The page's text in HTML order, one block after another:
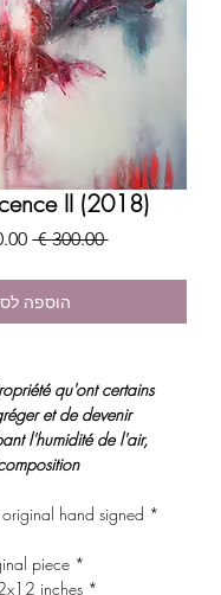
II (2018)
‏300.00 ‏€
‏120.00 ‏€
הוספה
qu'ont certains
et de devenir
l'humidité de l'air,
original hand signed
* Limited only 1 original piece
* Oil on Canvas 12x12 inches